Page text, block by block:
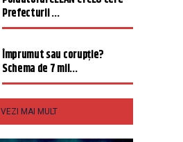
Prefecturii ...
Împrumut sau corupție?
Schema de 7 mil...
VEZI MAI MULT